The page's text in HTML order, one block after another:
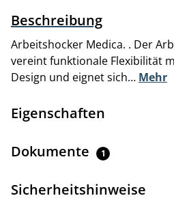
Beschreibung
Arbeitshocker Medica. . Der
vereint funktionale Flexibilität
Design und eignet sich… Mehr
Eigenschaften
Dokumente 1
Sicherheitshinweise